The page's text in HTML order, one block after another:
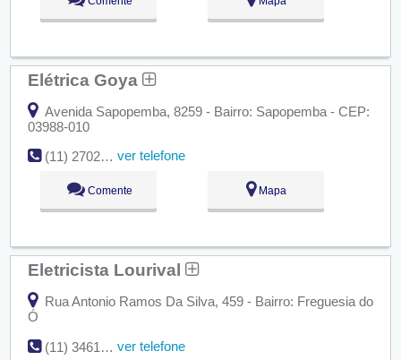
Elétrica Goya
Avenida Sapopemba, 8259 - Bairro: Sapopemba - CEP:
03988-010
(11) 2702-0745
ver telefone
Comente Mapa
Eletricista Lourival
Rua Antonio Ramos Da Silva, 459 - Bairro: Freguesia do
Ó
(11) 3461-5206
ver telefone